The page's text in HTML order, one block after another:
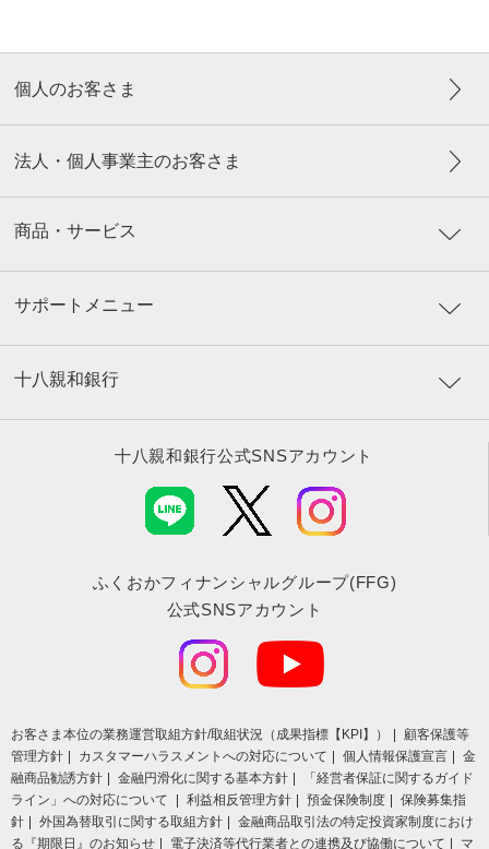
個人のお客さま
法人・個人事業主のお客さま
商品・サービス
サポートメニュー
十八親和銀行
十八親和銀行公式SNSアカウント
ふくおかフィナンシャルグループ(FFG)
公式SNSアカウント
お客さま本位の業務運営取組⽅針/取組状況（成果指標【KPI】）
顧客保護等
管理方針
カスタマーハラスメントへの対応について 個人情報保護宣言
金
融商品勧誘方針
金融円滑化に関する基本方針
「経営者保証に関するガイド
ライン」への対応について
利益相反管理方針 預金保険制度
保険募集指
針
外国為替取引に関する取組方針
金融商品取引法の特定投資家制度におけ
る『期限日』のお知らせ
電子決済等代行業者との連携及び協働について マ